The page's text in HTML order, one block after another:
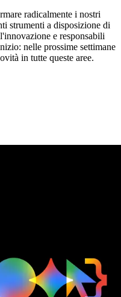
radicalmente i nostri
strumenti a disposizione di
e responsabili
nelle prossime settimane
in tutte queste aree.